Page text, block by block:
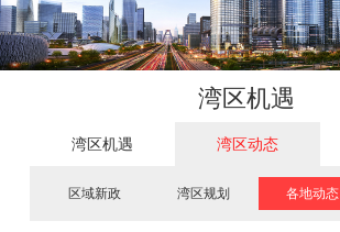
湾区机遇
湾区机遇 湾区动态
区域新政 湾区规划 各地动态